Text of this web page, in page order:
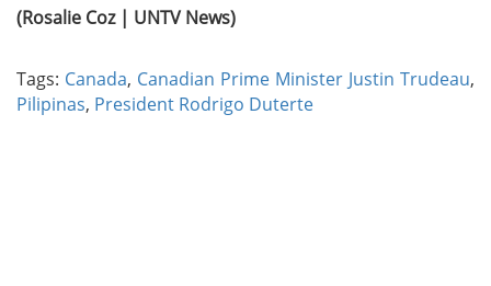
(Rosalie Coz | UNTV News)
Tags: Canada, Canadian Prime Minister Justin Trudeau,
Pilipinas, President Rodrigo Duterte